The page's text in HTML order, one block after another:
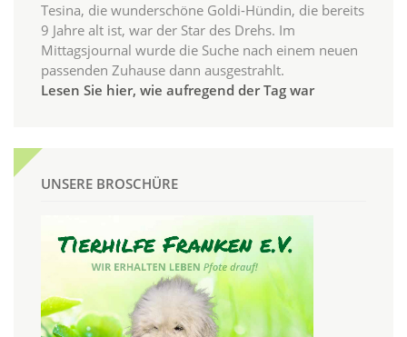
Tesina, die wunderschöne Goldi-Hündin, die bereits
9 Jahre alt ist, war der Star des Drehs. Im
Mittagsjournal wurde die Suche nach einem neuen
passenden Zuhause dann ausgestrahlt.
Lesen Sie hier, wie aufregend der Tag war
UNSERE BROSCHÜRE